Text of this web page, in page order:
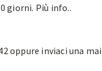
giorni. Più info..
oppure inviaci una